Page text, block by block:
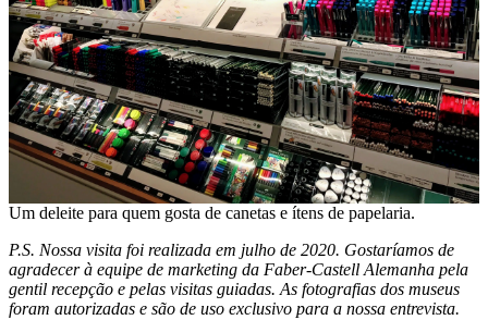
Um deleite para quem gosta de canetas e ítens de papelaria.
P.S. Nossa visita foi realizada em julho de 2020. Gostaríamos de
agradecer à equipe de marketing da Faber-Castell Alemanha pela
gentil recepção e pelas visitas guiadas. As fotografias dos museus
foram autorizadas e são de uso exclusivo para a nossa entrevista.